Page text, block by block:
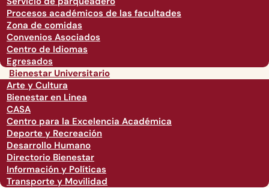
Procesos académicos de las facultades
Zona de comidas
Convenios Asociados
Centro de Idiomas
Egresados
Bienestar Universitario
Arte y Cultura
Bienestar en Linea
CASA
Centro para la Excelencia Académica
Deporte y Recreación
Desarrollo Humano
Directorio Bienestar
Información y Políticas
Transporte y Movilidad